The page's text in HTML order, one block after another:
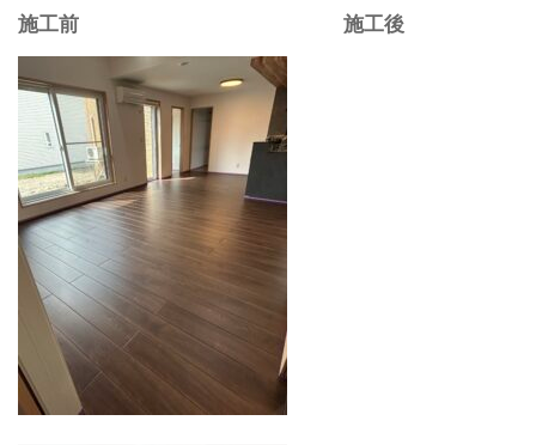
施工前 施工後